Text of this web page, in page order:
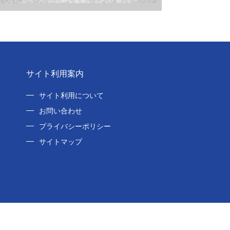
サイト利用案内
サイト利用について
お問い合わせ
プライバシーポリシー
サイトマップ